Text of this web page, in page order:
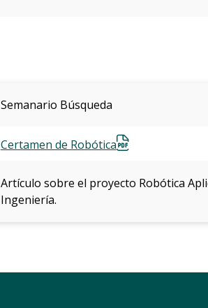
Semanario Búsqueda
Certamen de Robótica
Artículo sobre el proyecto Robótica
Ingeniería.